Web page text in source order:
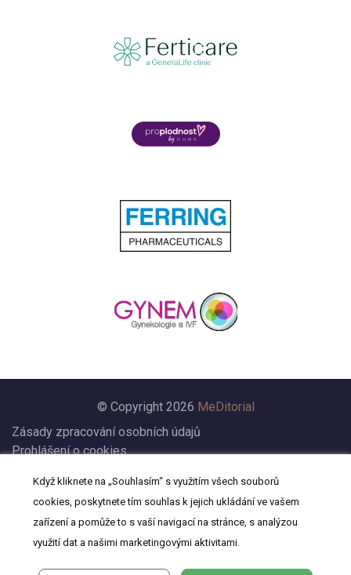
© Copyright 2026 MeDitorial
Zásady zpracování osobních údajů
Prohlášení o cookies
Prohlášení
Kontakt
Když kliknete na „Souhlasím“ s využitím všech souborů
cookies, poskytnete tím souhlas k jejich ukládání ve vašem
zařízení a pomůže to s vaší navigací na stránce, s analýzou
využití dat a našimi marketingovými aktivitami.